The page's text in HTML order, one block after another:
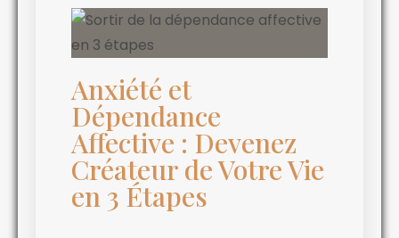
Anxiété et
Dépendance
Affective : Devenez
Créateur de Votre Vie
en 3 Étapes